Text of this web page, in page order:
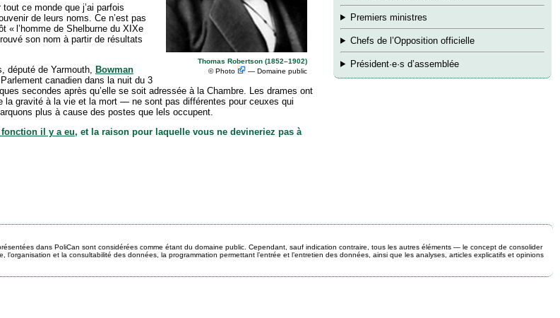
Thomas Robertson (1852–1902)
©Photo — Domaine public
ce monde que j’ai parfois
de leurs noms. Ce n’est pas
« l’homme de Shelburne du XIXe
son nom à partir de résultats
député de Yarmouth,
Bowman
canadien dans la nuit du 3
secondes après qu’elle se soit adressée à la Chambre. Les drames ont
gravité à la vie et la mort — ne sont pas différentes pour ceuxes qui
plus à cause des postes que lels occupent.
il y a eu, et la raison pour laquelle vous ne devineriez pas à
Premiers ministres
Chefs de l’Opposition officielle
Président·e·s d’assemblée
dans PoliCan sont considérées comme étant du domaine public. Cependant, sauf indication contraire, tous les autres éléments — le concept de consolider
et la consultabilité des données, la programmation permettant l’entrée et l’entretien des données, ainsi que les analyses, articles explicatifs et opinions